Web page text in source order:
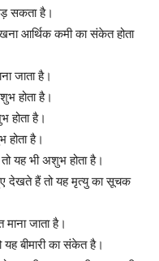
सकता है।
आर्थिक कमी का संकेत होता
जाता है।
होता है।
होता है।
है।
यह भी अशुभ होता है।
देखते हैं तो यह मृत्यु का सूचक
जाता है।
बीमारी का संकेत है।